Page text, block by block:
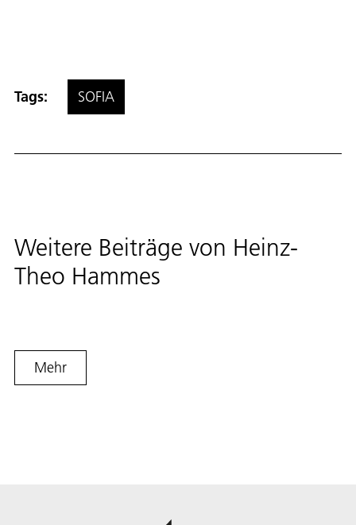
Tags: SOFIA
Weitere Beiträge von Heinz-
Theo Hammes
Mehr